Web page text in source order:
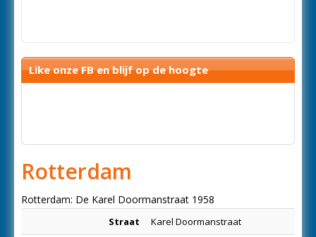
Like onze FB en blijf op de hoogte
Rotterdam
Rotterdam: De Karel Doormanstraat 1958
Straat Karel Doormanstraat